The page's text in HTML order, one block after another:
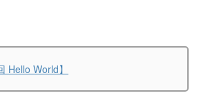
Hello World】